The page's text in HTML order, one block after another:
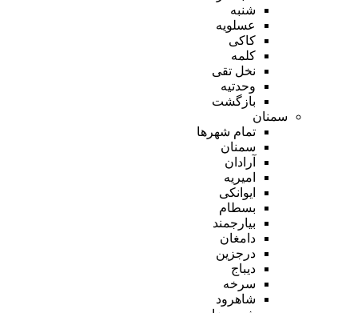
شنبه
عسلویه
کاکی
کلمه
نخل تقی
وحدتیه
بازگشت
سمنان
تمام شهر‌ها
سمنان
آرادان
امیریه
ایوانکی
بسطام
بیارجمند
دامغان
درجزین
دیباج
سرخه
شاهرود